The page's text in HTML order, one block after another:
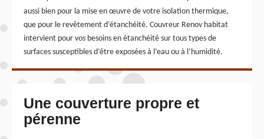
aussi bien pour la mise en œuvre de votre isolation thermique,
que pour le revêtement d’étanchéité. Couvreur Renov habitat
intervient pour vos besoins en étanchéité sur tous types de
surfaces susceptibles d’être exposées à l’eau ou à l’humidité.
Une couverture propre et
pérenne